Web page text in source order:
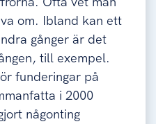
om. Ibland kan ett
gånger är det
till exempel.
funderingar på
i 2000
någonting